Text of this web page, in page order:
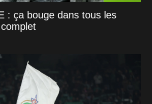
: ça bouge dans tous les